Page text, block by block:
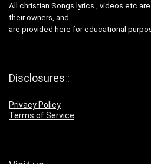
All christian Songs lyrics , videos etc
their owners, and
are provided here for educational
Disclosures :
Privacy Policy
Terms of Service